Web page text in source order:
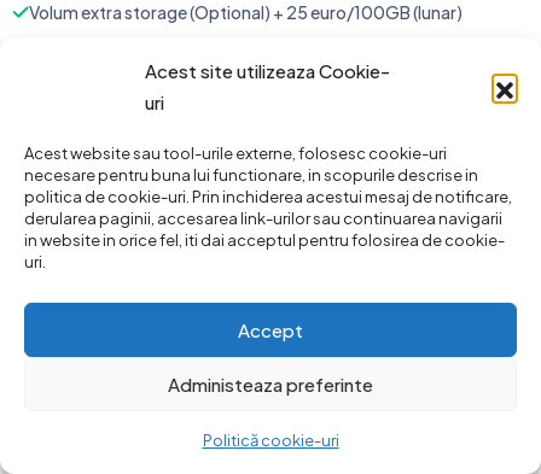
Acest site utilizeaza Cookie-
uri
Acest website sau tool-urile externe, folosesc cookie-uri
necesare pentru buna lui functionare, in scopurile descrise in
politica de cookie-uri. Prin inchiderea acestui mesaj de notificare,
derularea paginii, accesarea link-urilor sau continuarea navigarii
in website in orice fel, iti dai acceptul pentru folosirea de cookie-
uri.
Accept
Administeaza preferinte
Politică cookie-uri
Volum extra storage (Optional) + 25 euro/100GB (lunar)